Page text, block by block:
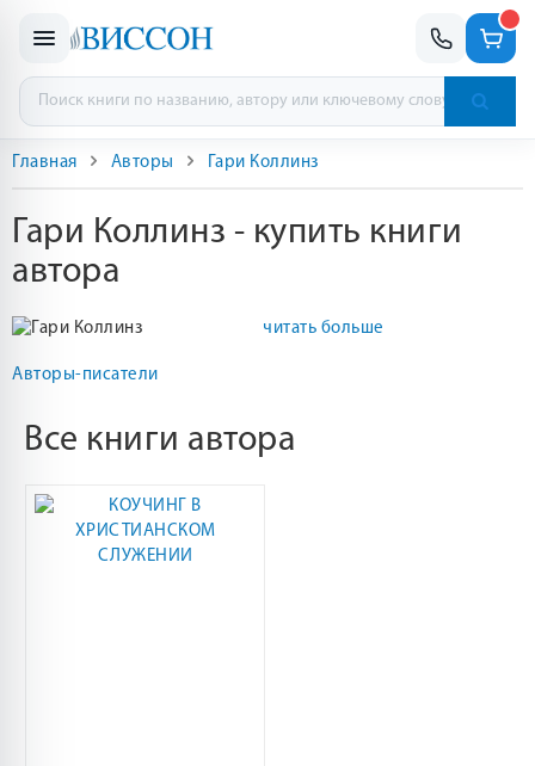
Главная Авторы Гари Коллинз
Гари Коллинз - купить книги
автора
читать больше
Авторы-писатели
Все книги автора